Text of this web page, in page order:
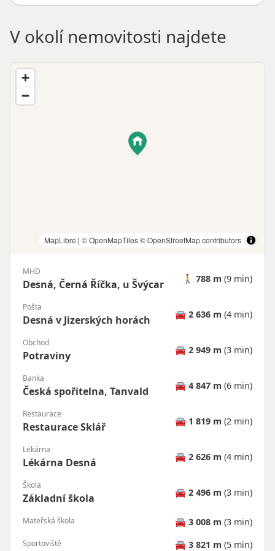
V okolí nemovitosti najdete
MapLibre | © OpenMapTiles© OpenStreetMap contributors
MHD
Desná, Černá Říčka, u Švýcar 🚶 788 m (9 min)
Pošta
Desná v Jizerských horách 🚘 2 636 m (4 min)
Obchod
Potraviny 🚘 2 949 m (3 min)
Banka
Česká spořitelna, Tanvald 🚘 4 847 m (6 min)
Restaurace
Restaurace Sklář 🚘 1 819 m (2 min)
Lékárna
Lékárna Desná 🚘 2 626 m (4 min)
Škola
Základní škola 🚘 2 496 m (3 min)
Mateřská škola 🚘 3 008 m (3 min)
Sportoviště 🚘 3 821 m (5 min)